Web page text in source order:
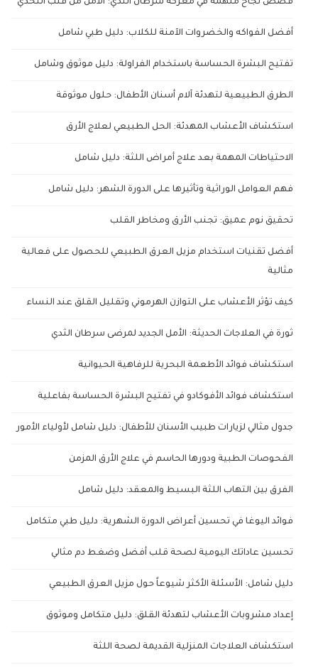
قصص نجاح ملهمة في معركة سرطان الثدي: الأمل من قلب التحدي
أفضل الفواكه والخضروات الآمنة للكلاب: دليل طبي شامل
تفتيح البشرة الحساسة باستخدام الفراولة: دليل موثوق وشامل
الطرق الطبيعية لتهدئة آلام أسنان الأطفال: حلول موثوقة
استكشاف الأعشاب المهدئة: الحل الطبيعي لعلاج الأرق
الاحتياطات المهمة بعد علاج أمراض اللثة: دليل شامل
فهم العوامل الوراثية وتأثيرها على الدورة الشهر: دليل شامل
تحقيق نوم عميق: تجنب الأرق ومخاطر القلب
أفضل تقنيات استخدام مزيل العرق الطبيعي للحصول على فعالية
مثالية
كيف تؤثر الأعشاب على التوازن الهرموني وتقليل القلق عند النساء
ثورة في العلاجات الحديثة: الأمل الجديد لمرضى سرطان الثدي
استكشاف فوائد الأطعمة البحرية للرفاهية الحيوانية
استكشاف فوائد الأفوكادو في تفتيح البشرة الحساسة بفاعلية
جدول مثالي لزيارات طبيب الأسنان للأطفال: دليل شامل لأولياء الأمور
الفحوصات الطبية ودورها الحاسم في علاج الأرق المزمن
الفرق بين التهاب اللثة البسيط والمعقد: دليل شامل
فوائد اليوغا في تحسين أعراض الدورة الشهرية: دليل طبي متكامل
تحسين عاداتك اليومية لصحة قلب أفضل وضغط دم مثالي
دليل شامل: الأسئلة الأكثر شيوعاً حول مزيل العرق الطبيعي
إعداد مشروبات الأعشاب لتهدئة القلق: دليل متكامل وموثوق
استكشاف العلاجات المنزلية القديمة لصحة اللثة